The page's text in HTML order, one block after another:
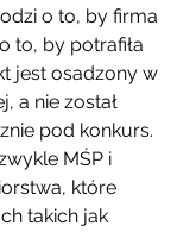
o to, by firma
to, by potrafiła
jest osadzony w
a nie został
pod konkurs.
MŚP i
które
takich jak